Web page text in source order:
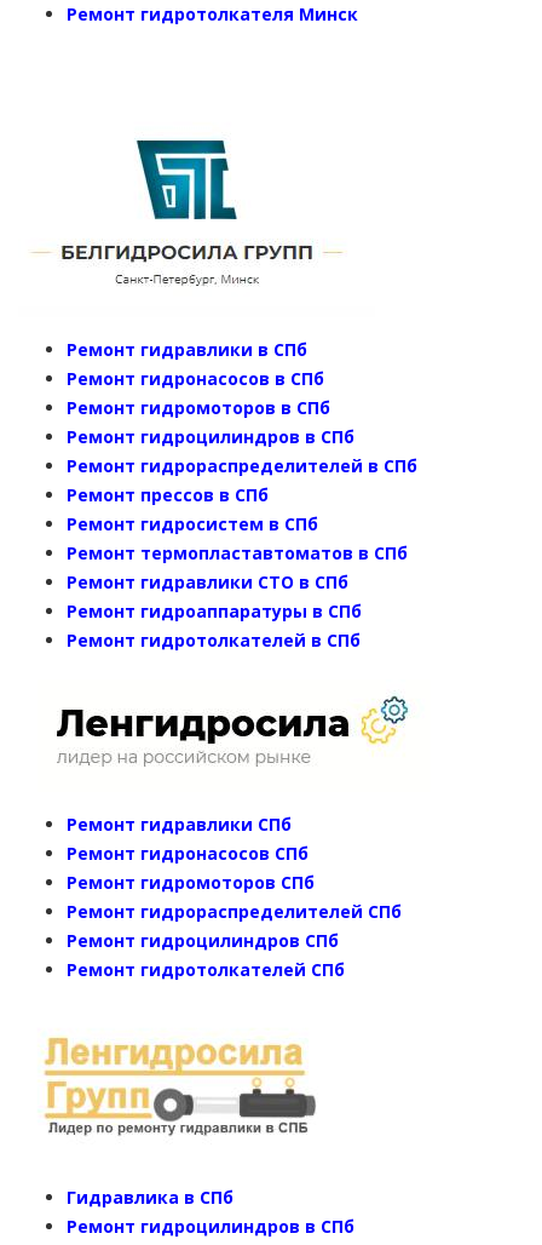
Ремонт гидротолкателя Минск
Ремонт гидравлики в СПб
Ремонт гидронасосов в СПб
Ремонт гидромоторов в СПб
Ремонт гидроцилиндров в СПб
Ремонт гидрораспределителей в СПб
Ремонт прессов в СПб
Ремонт гидросистем в СПб
Ремонт термопластавтоматов в СПб
Ремонт гидравлики СТО в СПб
Ремонт гидроаппаратуры в СПб
Ремонт гидротолкателей в СПб
Ремонт гидравлики СПб
Ремонт гидронасосов СПб
Ремонт гидромоторов СПб
Ремонт гидрораспределителей СПб
Ремонт гидроцилиндров СПб
Ремонт гидротолкателей СПб
Гидравлика в СПб
Ремонт гидроцилиндров в СПб